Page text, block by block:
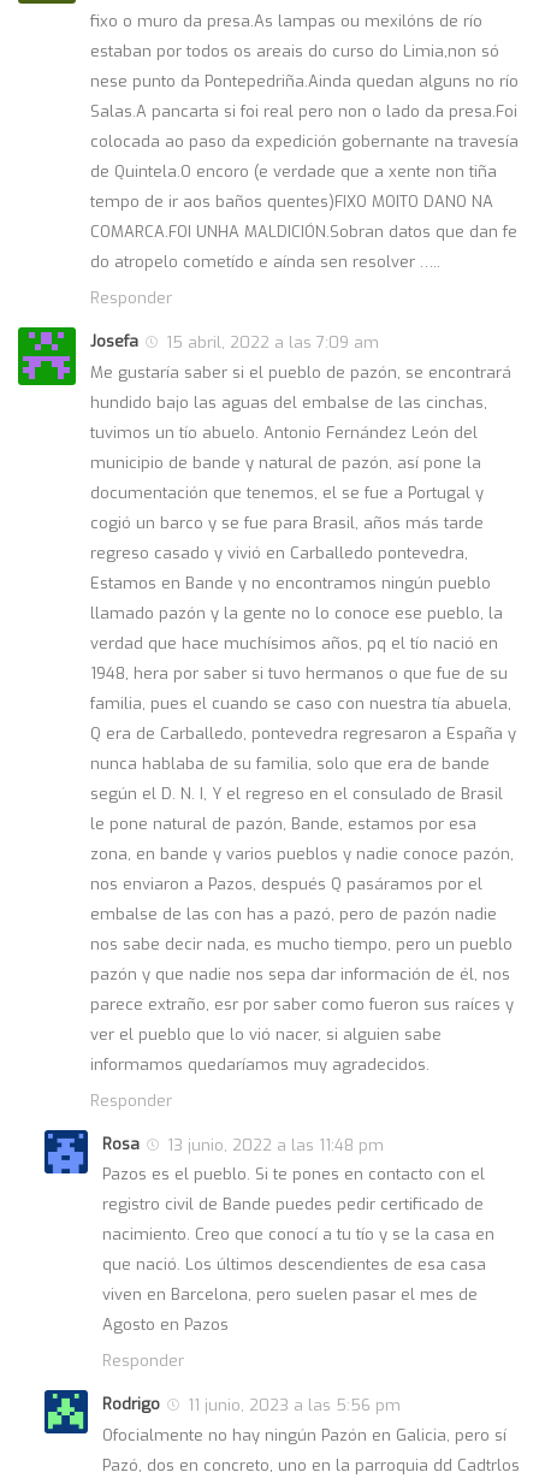
fixo o muro da presa.As lampas ou mexilóns de río
estaban por todos os areais do curso do Limia,non só
nese punto da Pontepedriña.Ainda quedan alguns no río
Salas.A pancarta si foi real pero non o lado da presa.Foi
colocada ao paso da expedición gobernante na travesía
de Quintela.O encoro (e verdade que a xente non tiña
tempo de ir aos baños quentes)FIXO MOITO DANO NA
COMARCA.FOI UNHA MALDICIÓN.Sobran datos que dan fe
do atropelo cometído e aínda sen resolver …..
Responder
Josefa
15 abril, 2022 a las 7:09 am
Me gustaría saber si el pueblo de pazón, se encontrará
hundido bajo las aguas del embalse de las cinchas,
tuvimos un tío abuelo. Antonio Fernández León del
municipio de bande y natural de pazón, así pone la
documentación que tenemos, el se fue a Portugal y
cogió un barco y se fue para Brasil, años más tarde
regreso casado y vivió en Carballedo pontevedra,
Estamos en Bande y no encontramos ningún pueblo
llamado pazón y la gente no lo conoce ese pueblo, la
verdad que hace muchísimos años, pq el tío nació en
1948, hera por saber si tuvo hermanos o que fue de su
familia, pues el cuando se caso con nuestra tía abuela,
Q era de Carballedo, pontevedra regresaron a España y
nunca hablaba de su familia, solo que era de bande
según el D. N. I, Y el regreso en el consulado de Brasil
le pone natural de pazón, Bande, estamos por esa
zona, en bande y varios pueblos y nadie conoce pazón,
nos enviaron a Pazos, después Q pasáramos por el
embalse de las con has a pazó, pero de pazón nadie
nos sabe decir nada, es mucho tiempo, pero un pueblo
pazón y que nadie nos sepa dar información de él, nos
parece extraño, esr por saber como fueron sus raíces y
ver el pueblo que lo vió nacer, si alguien sabe
informamos quedaríamos muy agradecidos.
Responder
Rosa
13 junio, 2022 a las 11:48 pm
Pazos es el pueblo. Si te pones en contacto con el
registro civil de Bande puedes pedir certificado de
nacimiento. Creo que conocí a tu tío y se la casa en
que nació. Los últimos descendientes de esa casa
viven en Barcelona, pero suelen pasar el mes de
Agosto en Pazos
Responder
Rodrigo
11 junio, 2023 a las 5:56 pm
Ofocialmente no hay ningún Pazón en Galicia, pero sí
Pazó, dos en concreto, uno en la parroquia dd Cadtrlos